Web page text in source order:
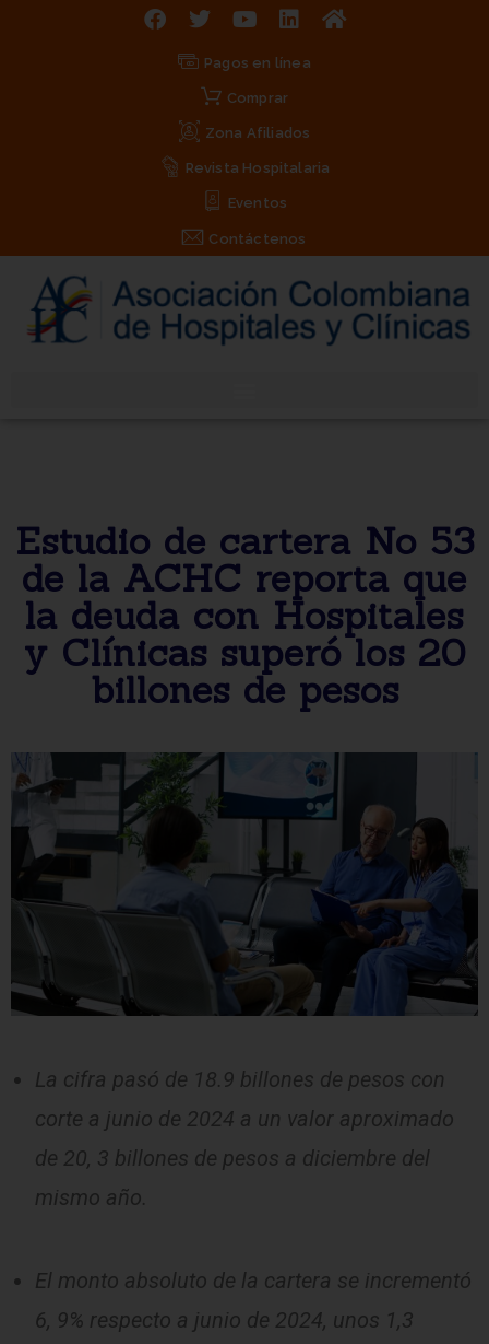
Pagos en línea
Comprar
Zona Afiliados
Revista Hospitalaria
Eventos
Contáctenos
Estudio de cartera No 53
de la ACHC reporta que
la deuda con Hospitales
y Clínicas superó los 20
billones de pesos
La cifra pasó de 18.9 billones de pesos con
corte a junio de 2024 a un valor aproximado
de 20, 3 billones de pesos a diciembre del
mismo año.
El monto absoluto de la cartera se incrementó
6, 9% respecto a junio de 2024, unos 1,3